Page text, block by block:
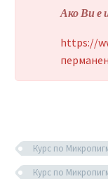
Ако Ви е
https://
Курс по
Курс по